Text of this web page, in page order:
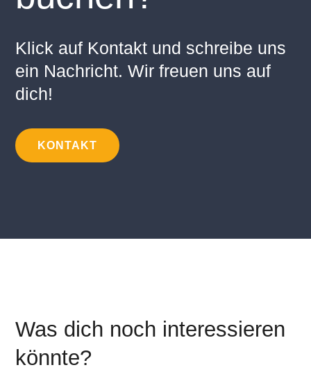
Klick auf Kontakt und schreibe uns
ein Nachricht. Wir freuen uns auf
dich!
KONTAKT
Was dich noch interessieren
könnte?